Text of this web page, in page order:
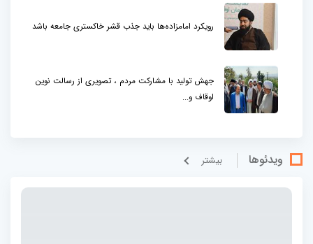
رویکرد امامزاده‌ها باید جذب قشر خاکستری جامعه باشد
جهش تولید با مشارکت مردم ، تصویری از رسالت نوین
اوقاف و...
ویدئوها بيشتر